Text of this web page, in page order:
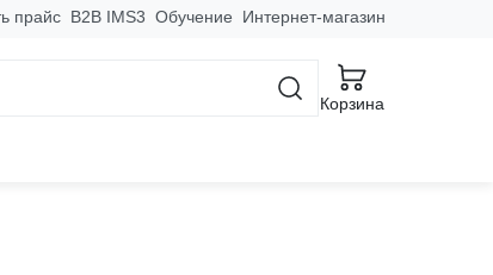
прайс B2B IMS3 Обучение Интернет-магазин
Корзина
AL